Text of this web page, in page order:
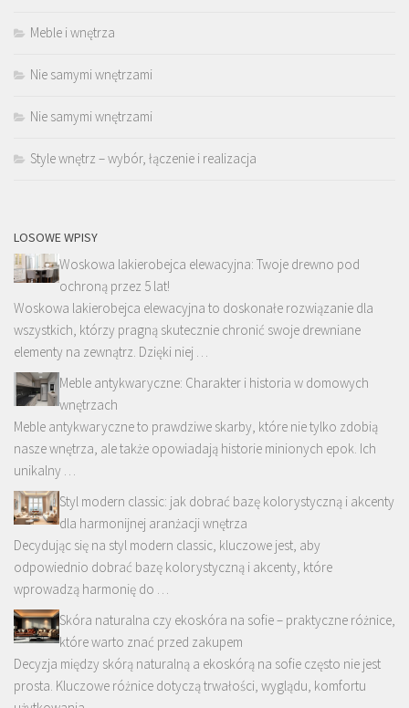
Meble i wnętrza
Nie samymi wnętrzami
Nie samymi wnętrzami
Style wnętrz – wybór, łączenie i realizacja
LOSOWE WPISY
Woskowa lakierobejca elewacyjna: Twoje drewno pod
ochroną przez 5 lat!
Woskowa lakierobejca elewacyjna to doskonałe rozwiązanie dla
wszystkich, którzy pragną skutecznie chronić swoje drewniane
elementy na zewnątrz. Dzięki niej …
Meble antykwaryczne: Charakter i historia w domowych
wnętrzach
Meble antykwaryczne to prawdziwe skarby, które nie tylko zdobią
nasze wnętrza, ale także opowiadają historie minionych epok. Ich
unikalny …
Styl modern classic: jak dobrać bazę kolorystyczną i akcenty
dla harmonijnej aranżacji wnętrza
Decydując się na styl modern classic, kluczowe jest, aby
odpowiednio dobrać bazę kolorystyczną i akcenty, które
wprowadzą harmonię do …
Skóra naturalna czy ekoskóra na sofie – praktyczne różnice,
które warto znać przed zakupem
Decyzja między skórą naturalną a ekoskórą na sofie często nie jest
prosta. Kluczowe różnice dotyczą trwałości, wyglądu, komfortu